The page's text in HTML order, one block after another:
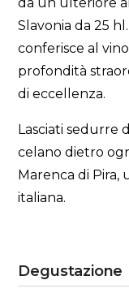
da un ulteriore
Slavonia da 25
conferisce al
profondità
di eccellenza.
Lasciati sedurre
celano dietro
Marenca di Pira,
italiana.
Degustazione